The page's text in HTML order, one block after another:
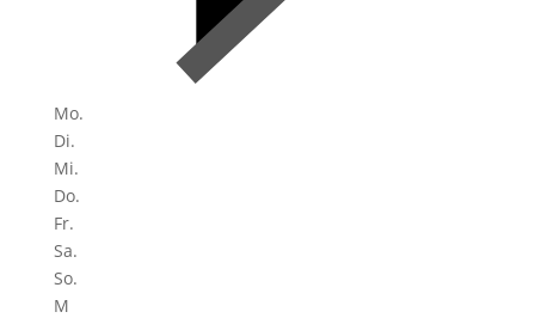
Mo.
Di.
Mi.
Do.
Fr.
Sa.
So.
M